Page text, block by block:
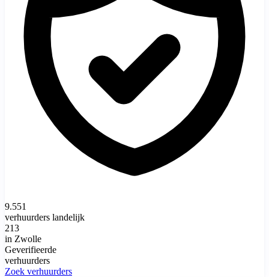
9.551
verhuurders landelijk
213
in Zwolle
Geverifieerde
verhuurders
Zoek verhuurders